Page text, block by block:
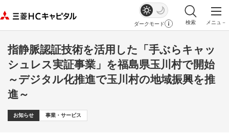
ダークモード
検索
メニュ－
指静脈認証技術を活用した「手ぶらキャッ
シュレス実証事業」を福島県玉川村で開始
～デジタル化推進で玉川村の地域振興を推
進～
お知らせ 事業・サービス